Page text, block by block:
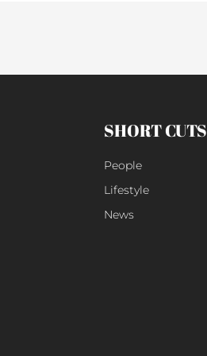
SHORT CUTS
People
Lifestyle
News